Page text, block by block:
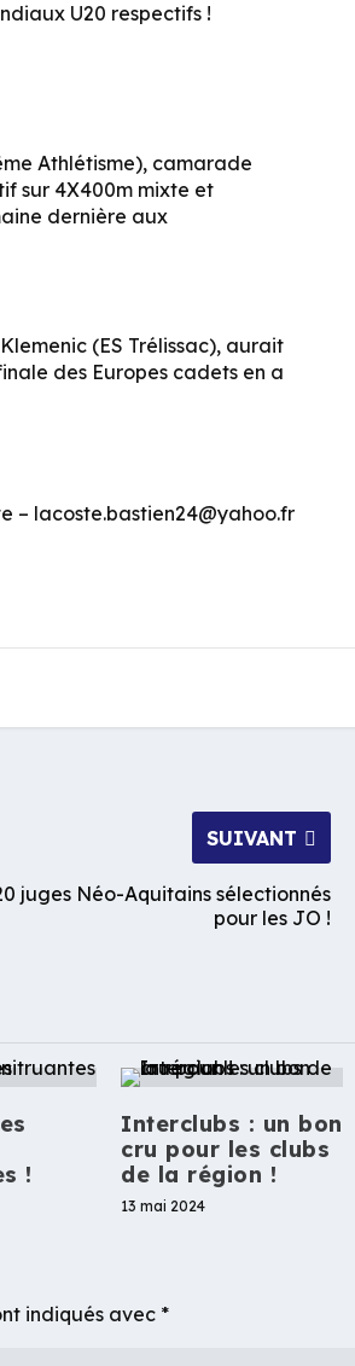
U20 respectifs !
Athlétisme), camarade
sur 4X400m mixte et
dernière aux
(ES Trélissac), aurait
des Europes cadets en a
– lacoste.bastien24@yahoo.fr
SUIVANT
juges Néo-Aquitains sélectionnés
pour les JO !
!
Interclubs : un bon
cru pour les clubs
de la région !
13 mai 2024
indiqués avec *